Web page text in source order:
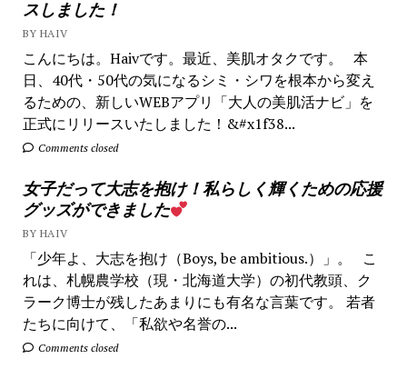
スしました！
BY HAIV
こんにちは。Haivです。最近、美肌オタクです。 本
日、40代・50代の気になるシミ・シワを根本から変え
るための、新しいWEBアプリ「大人の美肌活ナビ」を
正式にリリースいたしました！&#x1f38...
Comments closed
女子だって大志を抱け！私らしく輝くための応援
グッズができました
BY HAIV
「少年よ、大志を抱け（Boys, be ambitious.）」。 こ
れは、札幌農学校（現・北海道大学）の初代教頭、ク
ラーク博士が残したあまりにも有名な言葉です。 若者
たちに向けて、「私欲や名誉の...
Comments closed